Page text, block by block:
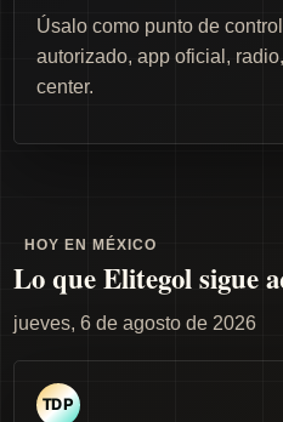
Úsalo como punto de
autorizado, app oficial,
center.
HOY EN MÉXICO
Lo que Elitegol sigue
jueves, 6 de agosto de 2026
TDP